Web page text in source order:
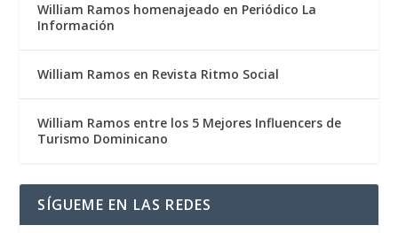
William Ramos homenajeado en Periódico La
Información
William Ramos en Revista Ritmo Social
William Ramos entre los 5 Mejores Influencers de
Turismo Dominicano
SÍGUEME EN LAS REDES